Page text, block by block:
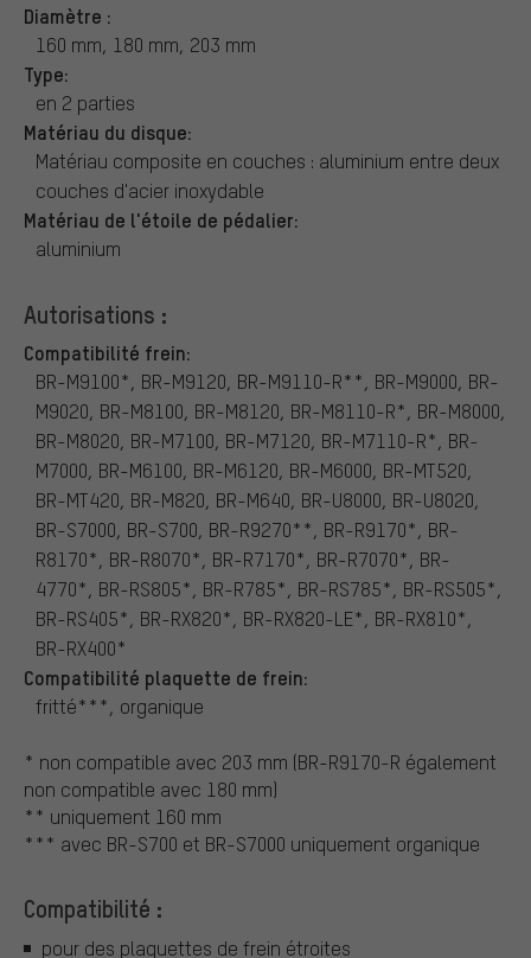
Diamètre :
160 mm, 180 mm, 203 mm
Type:
en 2 parties
Matériau du disque:
Matériau composite en couches : aluminium entre deux
couches d'acier inoxydable
Matériau de l'étoile de pédalier:
aluminium
Autorisations :
Compatibilité frein:
BR-M9100*, BR-M9120, BR-M9110-R**, BR-M9000, BR-
M9020, BR-M8100, BR-M8120, BR-M8110-R*, BR-M8000,
BR-M8020, BR-M7100, BR-M7120, BR-M7110-R*, BR-
M7000, BR-M6100, BR-M6120, BR-M6000, BR-MT520,
BR-MT420, BR-M820, BR-M640, BR-U8000, BR-U8020,
BR-S7000, BR-S700, BR-R9270**, BR-R9170*, BR-
R8170*, BR-R8070*, BR-R7170*, BR-R7070*, BR-
4770*, BR-RS805*, BR-R785*, BR-RS785*, BR-RS505*,
BR-RS405*, BR-RX820*, BR-RX820-LE*, BR-RX810*,
BR-RX400*
Compatibilité plaquette de frein:
fritté***, organique
* non compatible avec 203 mm (BR-R9170-R également
non compatible avec 180 mm)
** uniquement 160 mm
*** avec BR-S700 et BR-S7000 uniquement organique
Compatibilité :
pour des plaquettes de frein étroites